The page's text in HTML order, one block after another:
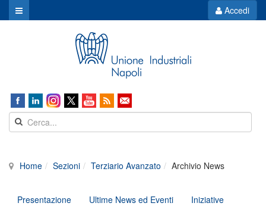
Accedi
Home Sezioni Terziario Avanzato Archivio News
Presentazione Ultime News ed Eventi Iniziative